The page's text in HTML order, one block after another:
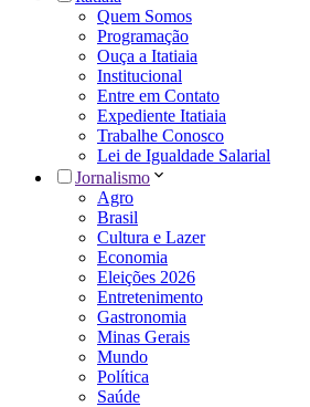
Quem Somos
Programação
Ouça a Itatiaia
Institucional
Entre em Contato
Expediente Itatiaia
Trabalhe Conosco
Lei de Igualdade Salarial
Jornalismo
Agro
Brasil
Cultura e Lazer
Economia
Eleições 2026
Entretenimento
Gastronomia
Minas Gerais
Mundo
Política
Saúde